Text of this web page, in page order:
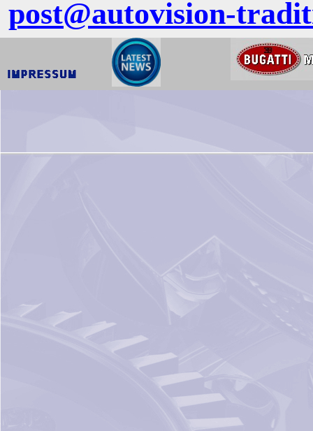
post@autovision-